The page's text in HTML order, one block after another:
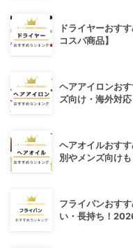
ドライヤーおす
コスパ商品】
ヘアアイロンお
ズ向け・海外対応
ヘアオイルおす
別やメンズ向けも
フライパンおす
い・長持ち！